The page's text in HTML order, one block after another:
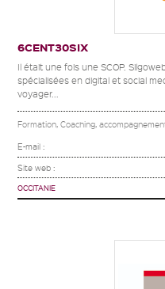
6CENT30SIX
Il était une fois une SCOP.
spécialisées en digital et social
voyager...
Formation, Coaching,
E-mail :
Site web :
OCCITANIE